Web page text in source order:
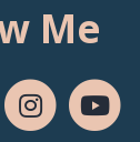
Me